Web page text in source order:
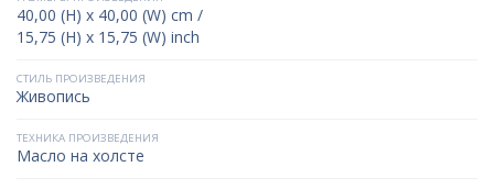
40,00 (H) x 40,00 (W) cm /
15,75 (H) x 15,75 (W) inch
СТИЛЬ ПРОИЗВЕДЕНИЯ
Живопись
ТЕХНИКА ПРОИЗВЕДЕНИЯ
Масло на холсте